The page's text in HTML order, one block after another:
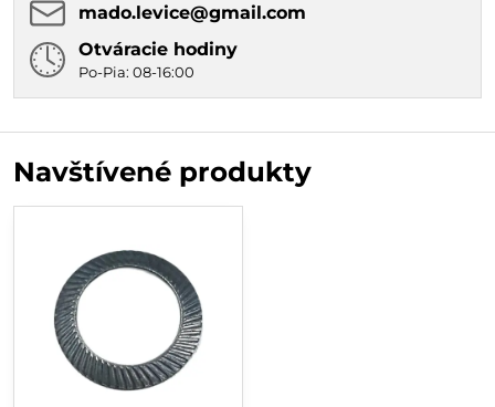
mado​.levice​@gmail​.com
Otváracie hodiny
Po-Pia: 08-16:00
Navštívené produkty